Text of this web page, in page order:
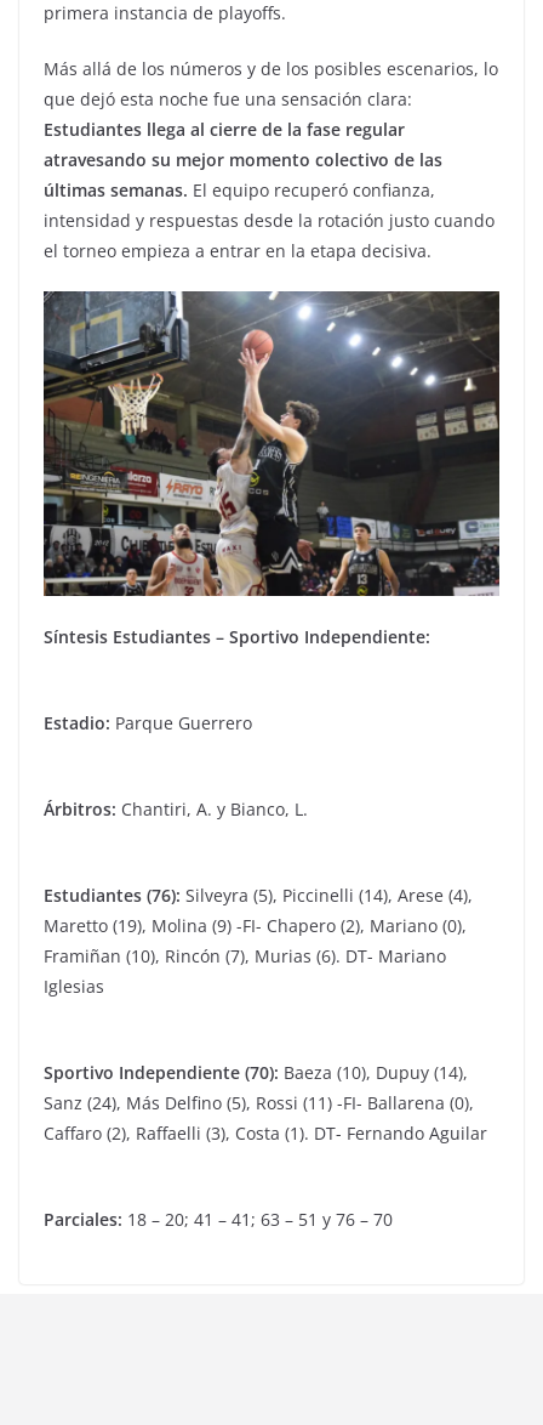
primera instancia de playoffs.
Más allá de los números y de los posibles escenarios, lo
que dejó esta noche fue una sensación clara:
Estudiantes llega al cierre de la fase regular
atravesando su mejor momento colectivo de las
últimas semanas. El equipo recuperó confianza,
intensidad y respuestas desde la rotación justo cuando
el torneo empieza a entrar en la etapa decisiva.
Síntesis Estudiantes – Sportivo Independiente:
Estadio: Parque Guerrero
Árbitros: Chantiri, A. y Bianco, L.
Estudiantes (76): Silveyra (5), Piccinelli (14), Arese (4),
Maretto (19), Molina (9) -FI- Chapero (2), Mariano (0),
Framiñan (10), Rincón (7), Murias (6). DT- Mariano
Iglesias
Sportivo Independiente (70): Baeza (10), Dupuy (14),
Sanz (24), Más Delfino (5), Rossi (11) -FI- Ballarena (0),
Caffaro (2), Raffaelli (3), Costa (1). DT- Fernando Aguilar
Parciales: 18 – 20; 41 – 41; 63 – 51 y 76 – 70